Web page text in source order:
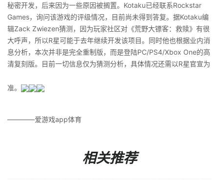
秘密开发，后来因为一些原因被搁置。Kotaku已经联系Rockstar
Games，询问该游戏的评级情况，目前尚未得到答复。据Kotaku编
辑Zack Zwiezen猜测，因为玩家社区对《荒野大镖客：救赎》有很
大呼声，所以R星可能于去年继续开发该项目。同时他也根据业内消
息分析，本次并非是完全重制版，而是登陆PC/PS4/Xbox One的高
清复刻版。目前一切信息仅为猜测分析，具体情况还需以R星官宣为
准。
————爱游戏app体育
相关推荐